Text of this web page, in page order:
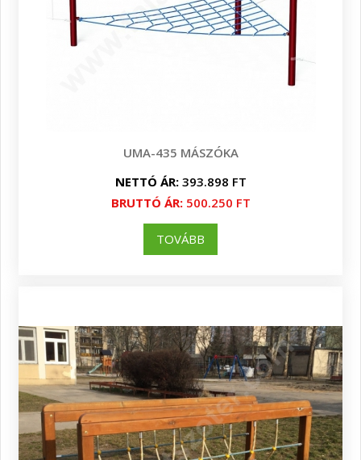
UMA-435 MÁSZÓKA
NETTÓ ÁR:393.898 FT
BRUTTÓ ÁR:500.250 FT
TOVÁBB